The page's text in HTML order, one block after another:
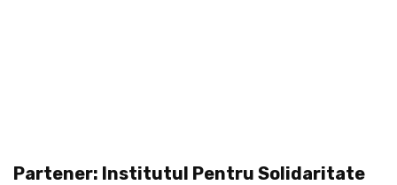
Partener: Institutul Pentru Solidaritate